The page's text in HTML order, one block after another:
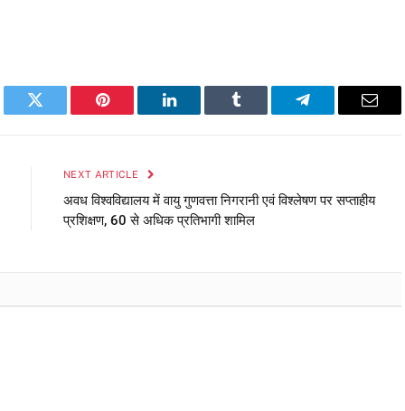
Twitter Pinterest LinkedIn Tumblr Telegram
NEXT ARTICLE
अवध विश्वविद्यालय में वायु गुणवत्ता निगरानी एवं विश्लेषण पर सप्ताहीय
प्रशिक्षण, 60 से अधिक प्रतिभागी शामिल